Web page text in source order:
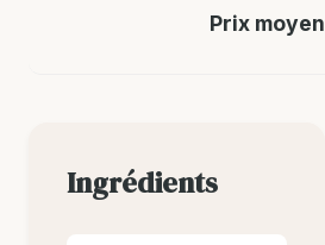
Prix moyen
Ingrédients